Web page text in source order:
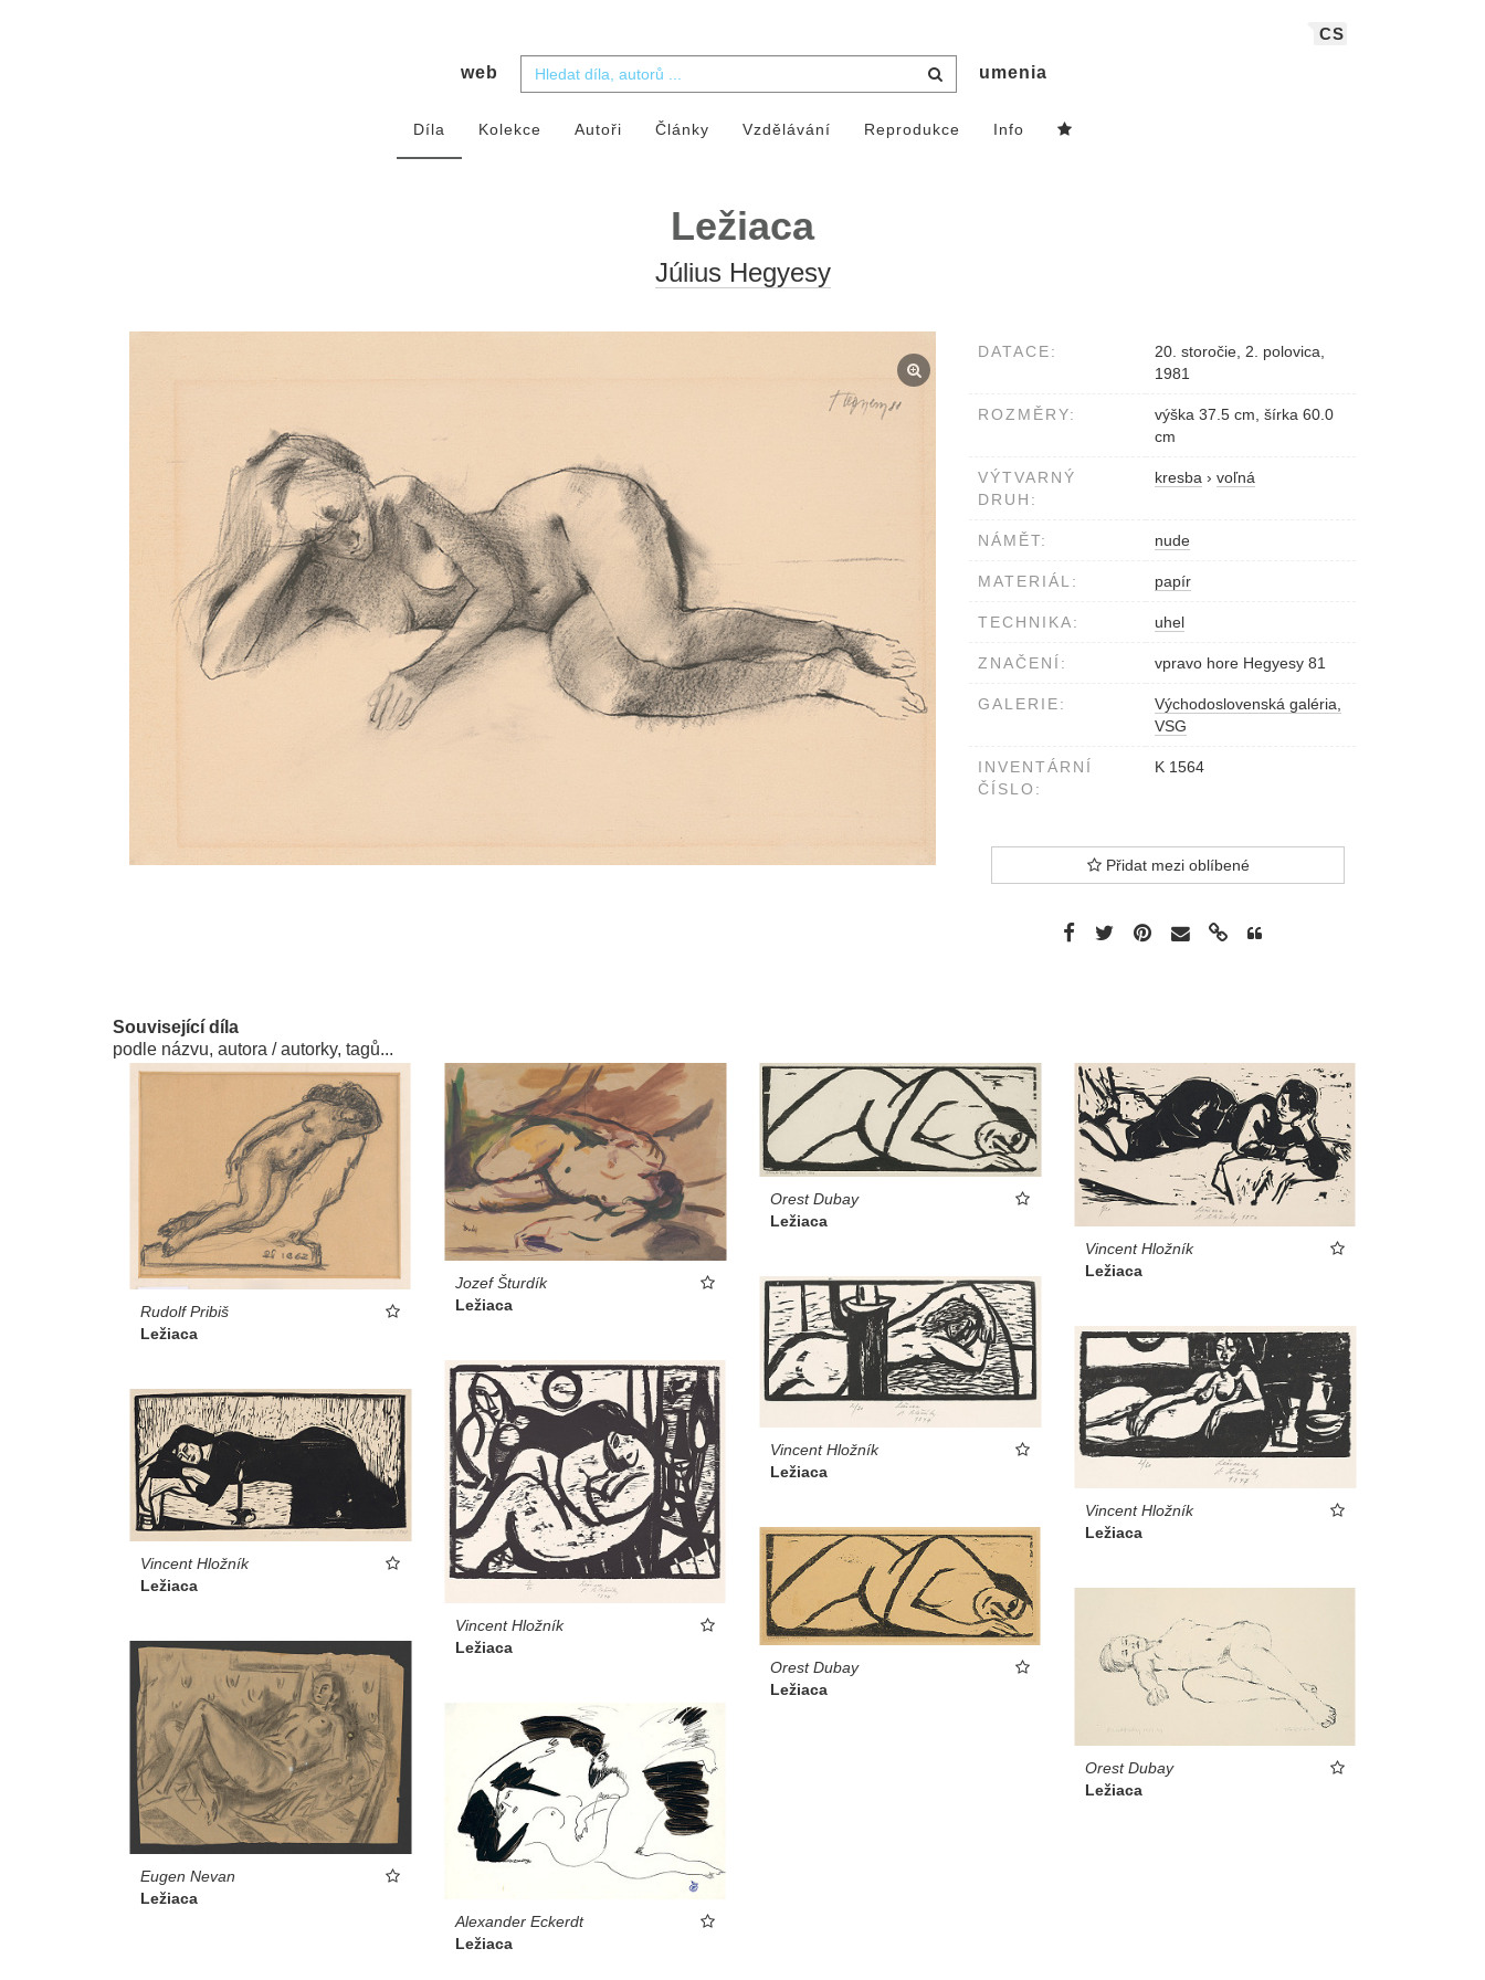
CS
web umenia
Díla Kolekce Autoři Články Vzdělávání Reprodukce Info
Ležiaca
Július Hegyesy
DATACE:
20. storočie, 2. polovica,
1981
ROZMĚRY:
výška 37.5 cm, šírka 60.0
cm
VÝTVARNÝ
DRUH:
kresba › voľná
NÁMĚT: nude
MATERIÁL: papír
TECHNIKA: uhel
ZNAČENÍ: vpravo hore Hegyesy 81
GALERIE:
Východoslovenská galéria,
VSG
INVENTÁRNÍ
ČÍSLO:
K 1564
Přidat mezi oblíbené
Související díla
podle názvu, autora / autorky, tagů...
Rudolf Pribiš
Ležiaca
Jozef Šturdík
Ležiaca
Orest Dubay
Ležiaca
Vincent Hložník
Ležiaca
Vincent Hložník
Ležiaca
Vincent Hložník
Ležiaca
Vincent Hložník
Ležiaca
Vincent Hložník
Ležiaca
Orest Dubay
Ležiaca
Orest Dubay
Ležiaca
Eugen Nevan
Ležiaca
Alexander Eckerdt
Ležiaca